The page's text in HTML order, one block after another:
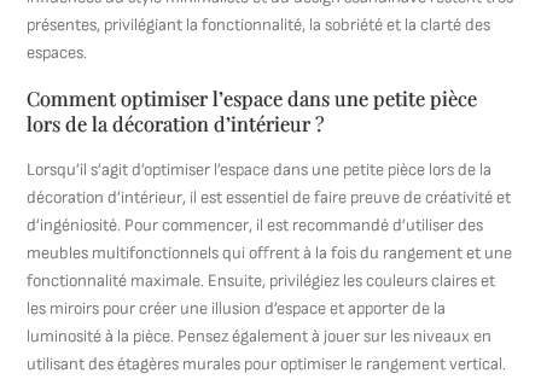
présentes, privilégiant la fonctionnalité, la sobriété et la clarté des
espaces.
Comment optimiser l’espace dans une petite pièce
lors de la décoration d’intérieur ?
Lorsqu’il s’agit d’optimiser l’espace dans une petite pièce lors de la
décoration d’intérieur, il est essentiel de faire preuve de créativité et
d’ingéniosité. Pour commencer, il est recommandé d’utiliser des
meubles multifonctionnels qui offrent à la fois du rangement et une
fonctionnalité maximale. Ensuite, privilégiez les couleurs claires et
les miroirs pour créer une illusion d’espace et apporter de la
luminosité à la pièce. Pensez également à jouer sur les niveaux en
utilisant des étagères murales pour optimiser le rangement vertical.